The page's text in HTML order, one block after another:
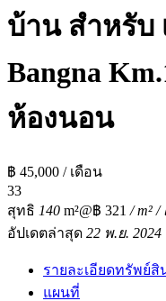
บ้าน สำหรับ
Bangna
ห้องนอน
฿ 45,000 / เดือน
33
สุทธิ 140 m²@฿ 321 / m² /
อัปเดตล่าสุด 22 พ.ย. 2024
รายละเอียดทรัพย์สิ
แผนที่